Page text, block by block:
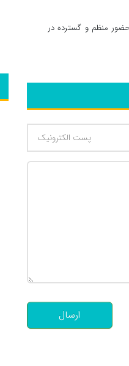
منظم و گسترده در
ارسال